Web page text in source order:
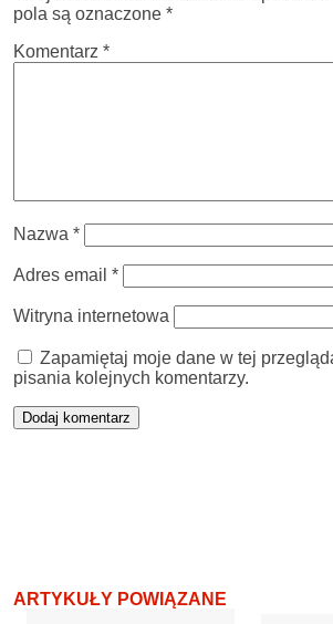
pola są oznaczone *
Komentarz *
Nazwa *
Adres email *
Witryna internetowa
Zapamiętaj moje dane w tej
pisania kolejnych komentarzy.
ARTYKUŁY POWIĄZANE